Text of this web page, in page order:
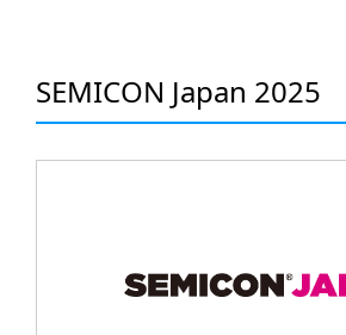
SEMICON Japan 2025